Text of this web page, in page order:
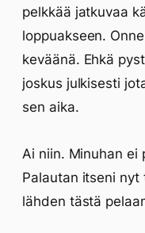
pelkkää jatkuvaa
loppuakseen.
keväänä. Ehkä
joskus julkisesti
sen aika.
Ai niin. Minuhan ei
Palautan itseni nyt
lähden tästä